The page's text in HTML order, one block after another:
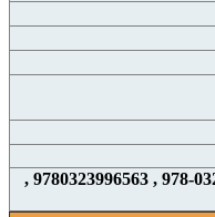
9780323996556, 978-0323996556 , 9780323996563 ,